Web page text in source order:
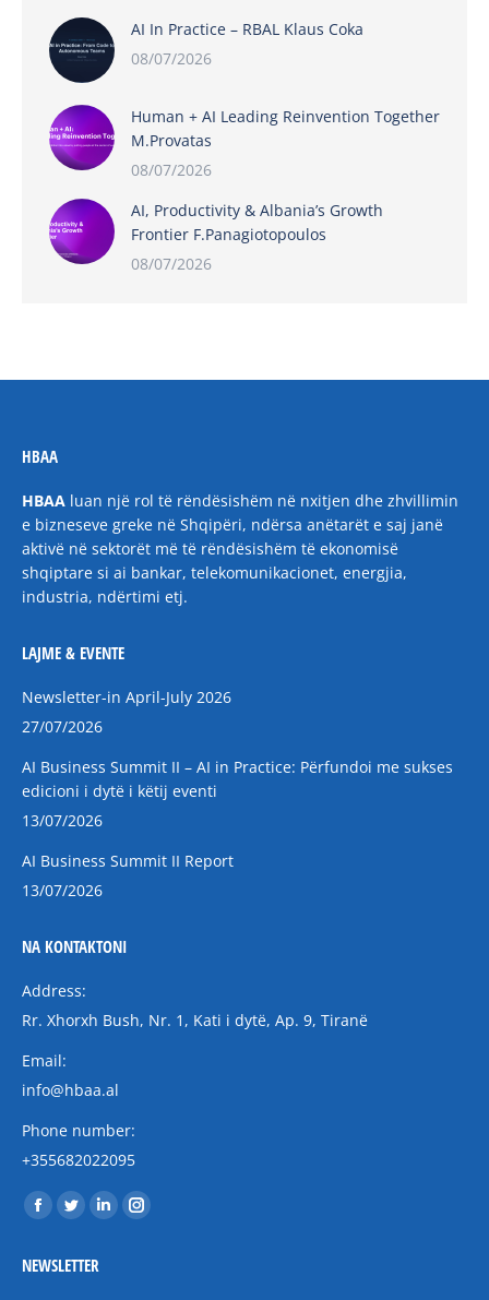
AI In Practice – RBAL Klaus Coka
08/07/2026
Human + AI Leading Reinvention Together
M.Provatas
08/07/2026
AI, Productivity & Albania’s Growth
Frontier F.Panagiotopoulos
08/07/2026
HBAA
HBAA luan një rol të rëndësishëm në nxitjen dhe zhvillimin
e bizneseve greke në Shqipëri, ndërsa anëtarët e saj janë
aktivë në sektorët më të rëndësishëm të ekonomisë
shqiptare si ai bankar, telekomunikacionet, energjia,
industria, ndërtimi etj.
LAJME & EVENTE
Newsletter-in April-July 2026
27/07/2026
AI Business Summit II – AI in Practice: Përfundoi me sukses
edicioni i dytë i këtij eventi
13/07/2026
AI Business Summit II Report
13/07/2026
NA KONTAKTONI
Address:
Rr. Xhorxh Bush, Nr. 1, Kati i dytë, Ap. 9, Tiranë
Email:
info@hbaa.al
Phone number:
+355682022095
Find us on:
Facebook
opens
Twitter
opens
LinkedinInstagram
NEWSLETTER